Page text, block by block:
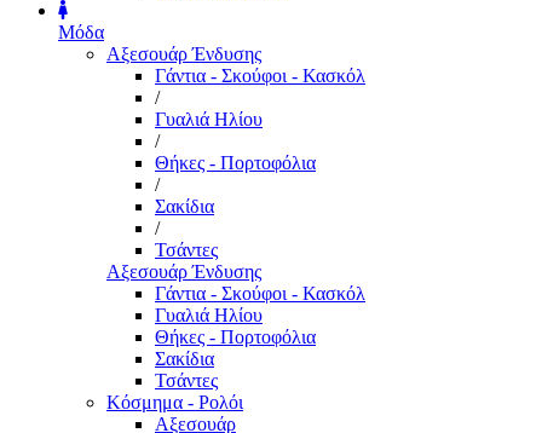
Μόδα
Αξεσουάρ Ένδυσης
Γάντια - Σκούφοι - Κασκόλ
/
Γυαλιά Ηλίου
/
Θήκες - Πορτοφόλια
/
Σακίδια
/
Τσάντες
Αξεσουάρ Ένδυσης
Γάντια - Σκούφοι - Κασκόλ
Γυαλιά Ηλίου
Θήκες - Πορτοφόλια
Σακίδια
Τσάντες
Κόσμημα - Ρολόι
Αξεσουάρ